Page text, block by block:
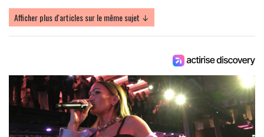
Afficher plus d'articles sur le même sujet ↓